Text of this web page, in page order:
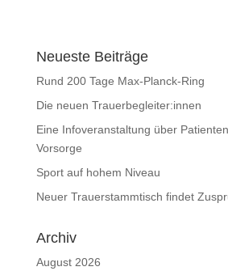
Neueste Beiträge
Rund 200 Tage Max-Planck-Ring
Die neuen Trauerbegleiter:innen
Eine Infoveranstaltung über
Vorsorge
Sport auf hohem Niveau
Neuer Trauerstammtisch findet
Archiv
August 2026